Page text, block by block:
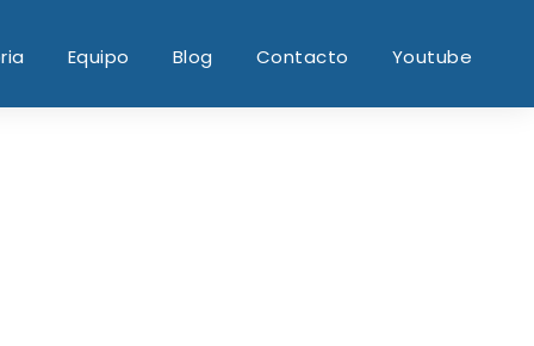
Equipo Blog Contacto Youtube